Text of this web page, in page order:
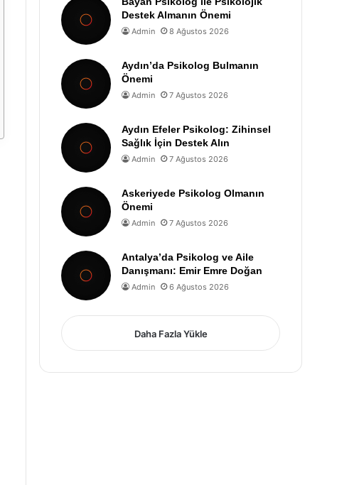
Destek Almanın Önemi
Admin 8 Ağustos 2026
Aydın’da Psikolog Bulmanın
Önemi
Admin 7 Ağustos 2026
Aydın Efeler Psikolog: Zihinsel
Sağlık İçin Destek Alın
Admin 7 Ağustos 2026
Askeriyede Psikolog Olmanın
Önemi
Admin 7 Ağustos 2026
Antalya’da Psikolog ve Aile
Danışmanı: Emir Emre Doğan
Admin 6 Ağustos 2026
Daha Fazla Yükle